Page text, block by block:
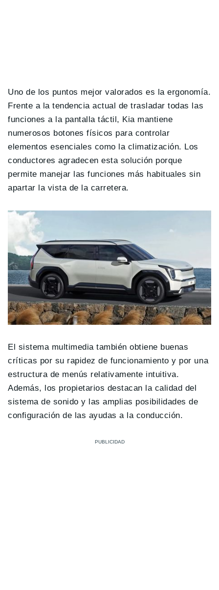
Uno de los puntos mejor valorados es la ergonomía.
Frente a la tendencia actual de trasladar todas las
funciones a la pantalla táctil, Kia mantiene
numerosos botones físicos para controlar
elementos esenciales como la climatización. Los
conductores agradecen esta solución porque
permite manejar las funciones más habituales sin
apartar la vista de la carretera.
El sistema multimedia también obtiene buenas
críticas por su rapidez de funcionamiento y por una
estructura de menús relativamente intuitiva.
Además, los propietarios destacan la calidad del
sistema de sonido y las amplias posibilidades de
configuración de las ayudas a la conducción.